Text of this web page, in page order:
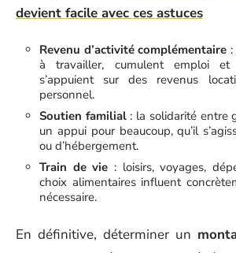
devient facile avec ces astuces
Revenu d’activité complémentaire
à travailler, cumulent emploi et
s’appuient sur des revenus
personnel.
Soutien familial: la solidarité entre
un appui pour beaucoup, qu’il
ou d’hébergement.
Train de vie : loisirs, voyages,
choix alimentaires influent
nécessaire.
En définitive, déterminer un